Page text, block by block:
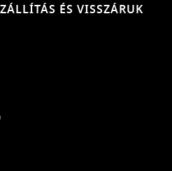
ÉS VISSZÁRUK